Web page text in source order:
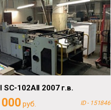
SC-102AII 2007 г.в.
руб. ID - 151846